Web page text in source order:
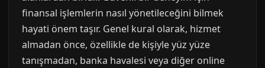
finansal işlemlerin nasıl yönetileceğini bilmek
hayati önem taşır. Genel kural olarak, hizmet
almadan önce, özellikle de kişiyle yüz yüze
tanışmadan, banka havalesi veya diğer online